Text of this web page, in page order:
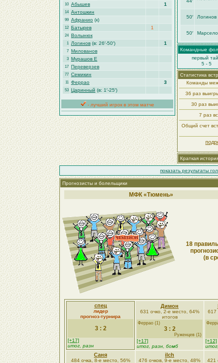
10 Абышев 1
14 Антошкин
99 Афранио (к)
12 Батырев 1
24 Волынюк
1 Логинoв (в: 26′-50′) 1
7 Милованов
3 Мурашов Е
17 Переверзев
77 Семикин
11 Феррао 3
53 Царинный (в: 1′-25′)
- лучший игрок в этом матче
50′ Логинoв
50′ Марсело
Командные
первый
5 - 5
Статистика
Команды
36 раз
30 раз
7 раз
Общий счет
Краткая
показать результаты
Прогнозисты и болельщики
МФК «Тюмень»
18
(в
спец
лидер
прогноз-турнира
3 : 2
[+17]
итог, разн
Димон
631 очко, 2-е место, 64%
итогов
Феррао (1)
3 : 2
Руженцев (1)
[+17]
итог, разн, бомб
617
[+12]
Саня
484 очка, 8-е место, 56%
ilch
476 очков, 9-е место, 48%
421